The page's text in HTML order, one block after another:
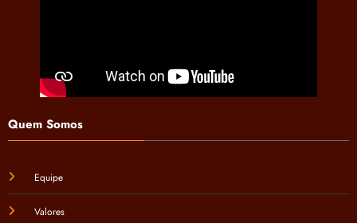
Quem Somos
Equipe
Valores